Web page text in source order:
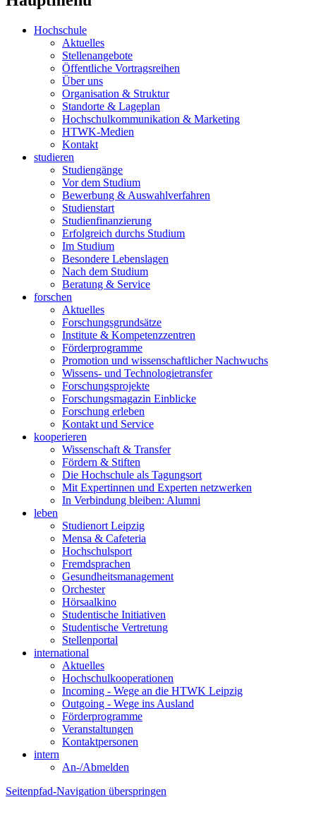
Hochschule
Aktuelles
Stellenangebote
Öffentliche Vortragsreihen
Über uns
Organisation & Struktur
Standorte & Lageplan
Hochschulkommunikation & Marketing
HTWK-Medien
Kontakt
studieren
Studiengänge
Vor dem Studium
Bewerbung & Auswahlverfahren
Studienstart
Studienfinanzierung
Erfolgreich durchs Studium
Im Studium
Besondere Lebenslagen
Nach dem Studium
Beratung & Service
forschen
Aktuelles
Forschungsgrundsätze
Institute & Kompetenzzentren
Förderprogramme
Promotion und wissenschaftlicher Nachwuchs
Wissens- und Technologietransfer
Forschungsprojekte
Forschungsmagazin Einblicke
Forschung erleben
Kontakt und Service
kooperieren
Wissenschaft & Transfer
Fördern & Stiften
Die Hochschule als Tagungsort
Mit Expertinnen und Experten netzwerken
In Verbindung bleiben: Alumni
leben
Studienort Leipzig
Mensa & Cafeteria
Hochschulsport
Fremdsprachen
Gesundheitsmanagement
Orchester
Hörsaalkino
Studentische Initiativen
Studentische Vertretung
Stellenportal
international
Aktuelles
Hochschulkooperationen
Incoming - Wege an die HTWK Leipzig
Outgoing - Wege ins Ausland
Förderprogramme
Veranstaltungen
Kontaktpersonen
intern
An-/Abmelden
Seitenpfad-Navigation überspringen